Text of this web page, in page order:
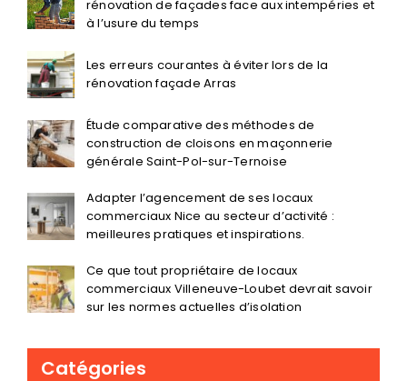
rénovation de façades face aux intempéries et
à l’usure du temps
Les erreurs courantes à éviter lors de la
rénovation façade Arras
Étude comparative des méthodes de
construction de cloisons en maçonnerie
générale Saint-Pol-sur-Ternoise
Adapter l’agencement de ses locaux
commerciaux Nice au secteur d’activité :
meilleures pratiques et inspirations.
Ce que tout propriétaire de locaux
commerciaux Villeneuve-Loubet devrait savoir
sur les normes actuelles d’isolation
Catégories